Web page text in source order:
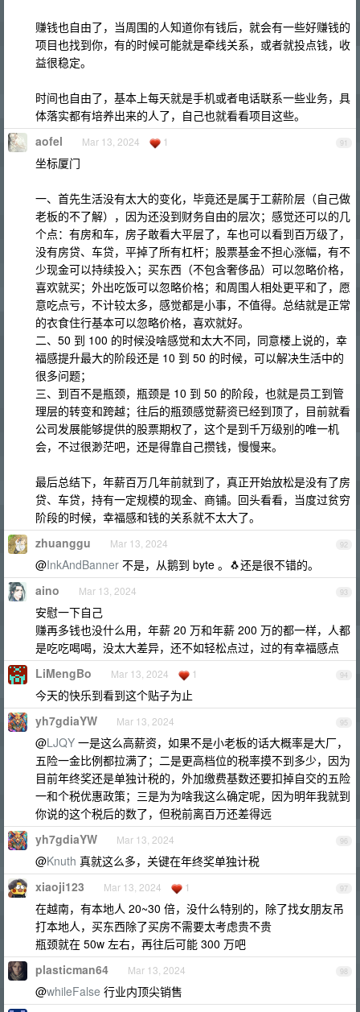
赚钱也自由了，当周围的人知道你有钱后，就会有一些好赚钱的
项目也找到你，有的时候可能就是牵线关系，或者就投点钱，收
益很稳定。
时间也自由了，基本上每天就是手机或者电话联系一些业务，具
体落实都有培养出来的人了，自己也就看看项目这些。
91
aofel Mar 13, 2024 1
坐标厦门
一、首先生活没有太大的变化，毕竟还是属于工薪阶层（自己做
老板的不了解），因为还没到财务自由的层次；感觉还可以的几
个点：有房和车，房子敢看大平层了，车也可以看到百万级了，
没有房贷、车贷，平掉了所有杠杆；股票基金不担心涨幅，有不
少现金可以持续投入；买东西（不包含奢侈品）可以忽略价格，
喜欢就买；外出吃饭可以忽略价格；和周围人相处更平和了，愿
意吃点亏，不计较太多，感觉都是小事，不值得。总结就是正常
的衣食住行基本可以忽略价格，喜欢就好。
二、50 到 100 的时候没啥感觉和太大不同，同意楼上说的，幸
福感提升最大的阶段还是 10 到 50 的时候，可以解决生活中的
很多问题；
三、到百不是瓶颈，瓶颈是 10 到 50 的阶段，也就是员工到管
理层的转变和跨越；往后的瓶颈感觉薪资已经到顶了，目前就看
公司发展能够提供的股票期权了，这个是到千万级别的唯一机
会，不过很渺茫吧，还是得靠自己攒钱，慢慢来。
最后总结下，年薪百万几年前就到了，真正开始放松是没有了房
贷、车贷，持有一定规模的现金、商铺。回头看看，当度过贫穷
阶段的时候，幸福感和钱的关系就不太大了。
92
zhuanggu Mar 13, 2024
@InkAndBanner 不是，从鹅到 byte 。🐧还是很不错的。
93
aino Mar 13, 2024
安慰一下自己
赚再多钱也没什么用，年薪 20 万和年薪 200 万的都一样，人都
是吃吃喝喝，没太大差异，还不如轻松点过，过的有幸福感点
94
LiMengBo Mar 13, 2024 1
今天的快乐到看到这个贴子为止
95
yh7gdiaYW Mar 13, 2024
@LJQY 一是这么高薪资，如果不是小老板的话大概率是大厂，
五险一金比例都拉满了；二是更高档位的税率摸不到多少，因为
目前年终奖还是单独计税的，外加缴费基数还要扣掉自交的五险
一和个税优惠政策；三是为为啥我这么确定呢，因为明年我就到
你说的这个税后的数了，但税前离百万还差得远
96
yh7gdiaYW Mar 13, 2024
@Knuth 真就这么多，关键在年终奖单独计税
97
xiaoji123 Mar 13, 2024 1
在越南，有本地人 20~30 倍，没什么特别的，除了找女朋友吊
打本地人，买东西除了买房不需要太考虑贵不贵
瓶颈就在 50w 左右，再往后可能 300 万吧
98
plasticman64 Mar 13, 2024
@whileFalse 行业内顶尖销售